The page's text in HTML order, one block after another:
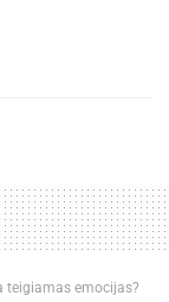
teigiamas emocijas?